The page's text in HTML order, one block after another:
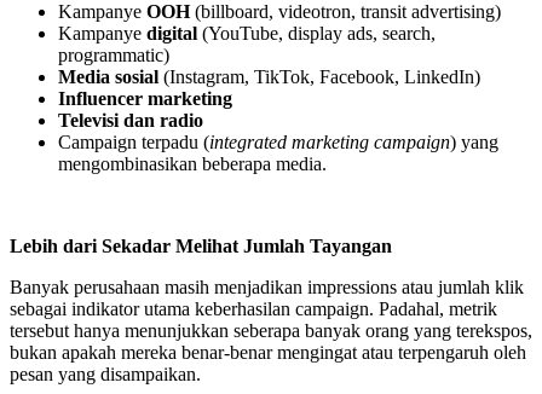
Kampanye OOH(billboard, videotron, transit advertising)
Kampanye digital (YouTube, display ads, search,
programmatic)
Media sosial (Instagram, TikTok, Facebook, LinkedIn)
Influencer marketing
Televisi dan radio
Campaign terpadu (integrated marketing campaign) yang
mengombinasikan beberapa media.
Lebih dari Sekadar Melihat Jumlah Tayangan
Banyak perusahaan masih menjadikan impressions atau jumlah klik
sebagai indikator utama keberhasilan campaign. Padahal, metrik
tersebut hanya menunjukkan seberapa banyak orang yang terekspos,
bukan apakah mereka benar-benar mengingat atau terpengaruh oleh
pesan yang disampaikan.